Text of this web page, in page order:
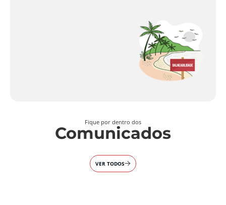
Fique por dentro dos
Comunicados
VER TODOS